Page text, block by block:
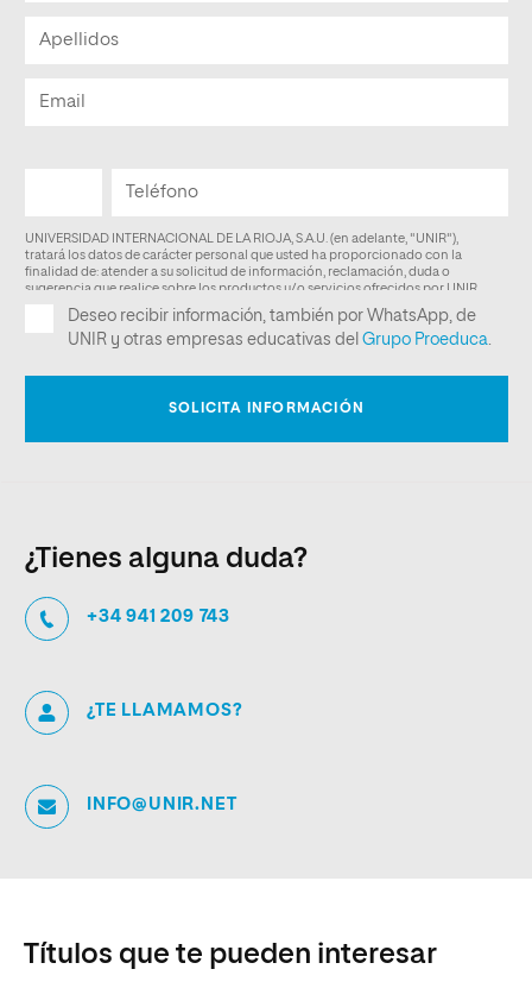
¿Tienes alguna duda?
+34 941 209 743
¿TE LLAMAMOS?
INFO@UNIR.NET
Títulos que te pueden interesar